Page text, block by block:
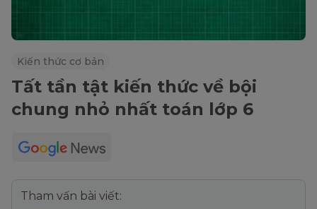
Kiến thức cơ bản
Tất tần tật kiến thức về bội
chung nhỏ nhất toán lớp 6
Tham vấn bài viết: